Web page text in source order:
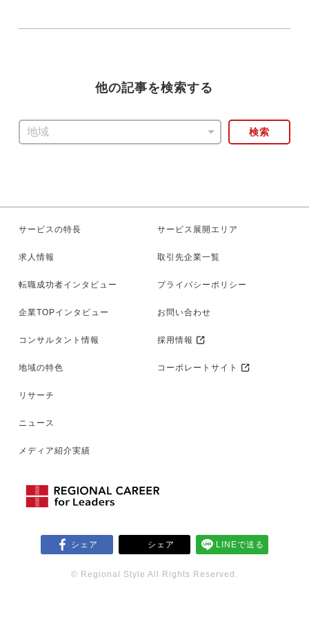
他の記事を検索する
検索
サービスの特長
求人情報
転職成功者インタビュー
企業TOPインタビュー
コンサルタント情報
地域の特色
リサーチ
ニュース
メディア紹介実績
サービス展開エリア
取引先企業一覧
プライバシーポリシー
お問い合わせ
採用情報
コーポレートサイト
シェア シェア LINEで送る
© Regional Style All Rights Reserved.